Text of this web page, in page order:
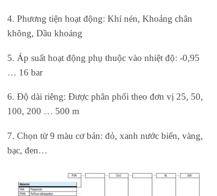
4. Phương tiện hoạt động: Khí nén, Khoảng chân
không, Dầu khoáng
5. Áp suất hoạt động phụ thuộc vào nhiệt độ: -0,95
… 16 bar
6. Độ dài riêng: Được phân phối theo đơn vị 25, 50,
100, 200 … 500 m
7. Chọn từ 9 màu cơ bản: đỏ, xanh nước biển, vàng,
bạc, đen…